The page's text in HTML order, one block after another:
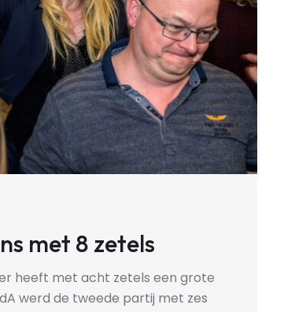
met 8 zetels
heeft met acht zetels een grote
werd de tweede partij met zes